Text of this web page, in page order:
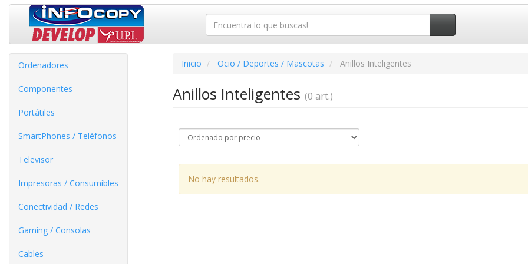
Ordenadores
Componentes
Portátiles
SmartPhones / Teléfonos
Televisor
Impresoras / Consumibles
Conectividad / Redes
Gaming / Consolas
Cables
Inicio Ocio / Deportes / Mascotas Anillos Inteligentes
Anillos Inteligentes (0 art.)
No hay resultados.